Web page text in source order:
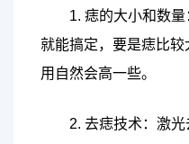
1. 痣的大小和数
就能搞定，要是痣比
用自然会高一些。
2. 去痣技术：激